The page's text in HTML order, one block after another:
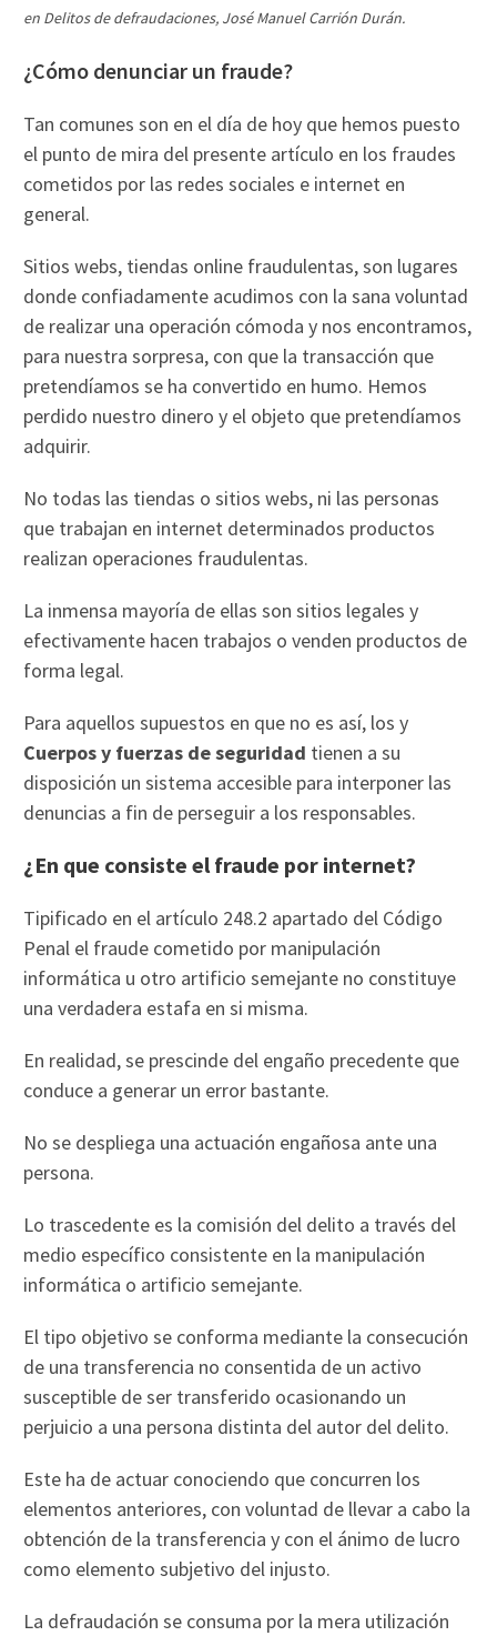
en Delitos de defraudaciones, José Manuel Carrión Durán.
¿Cómo denunciar un fraude?
Tan comunes son en el día de hoy que hemos puesto
el punto de mira del presente artículo en los fraudes
cometidos por las redes sociales e internet en
general.
Sitios webs, tiendas online fraudulentas, son lugares
donde confiadamente acudimos con la sana voluntad
de realizar una operación cómoda y nos encontramos,
para nuestra sorpresa, con que la transacción que
pretendíamos se ha convertido en humo. Hemos
perdido nuestro dinero y el objeto que pretendíamos
adquirir.
No todas las tiendas o sitios webs, ni las personas
que trabajan en internet determinados productos
realizan operaciones fraudulentas.
La inmensa mayoría de ellas son sitios legales y
efectivamente hacen trabajos o venden productos de
forma legal.
Para aquellos supuestos en que no es así, los y
Cuerpos y fuerzas de seguridad tienen a su
disposición un sistema accesible para interponer las
denuncias a fin de perseguir a los responsables.
¿En que consiste el fraude por internet?
Tipificado en el artículo 248.2 apartado del Código
Penal el fraude cometido por manipulación
informática u otro artificio semejante no constituye
una verdadera estafa en si misma.
En realidad, se prescinde del engaño precedente que
conduce a generar un error bastante.
No se despliega una actuación engañosa ante una
persona.
Lo trascedente es la comisión del delito a través del
medio específico consistente en la manipulación
informática o artificio semejante.
El tipo objetivo se conforma mediante la consecución
de una transferencia no consentida de un activo
susceptible de ser transferido ocasionando un
perjuicio a una persona distinta del autor del delito.
Este ha de actuar conociendo que concurren los
elementos anteriores, con voluntad de llevar a cabo la
obtención de la transferencia y con el ánimo de lucro
como elemento subjetivo del injusto.
La defraudación se consuma por la mera utilización